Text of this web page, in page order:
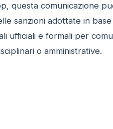
questa comunicazione
sanzioni adottate in
ufficiali e formali per
o amministrative.